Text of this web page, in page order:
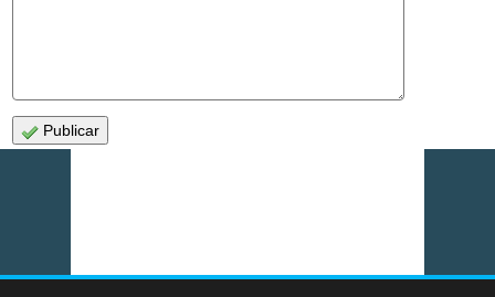
Publicar